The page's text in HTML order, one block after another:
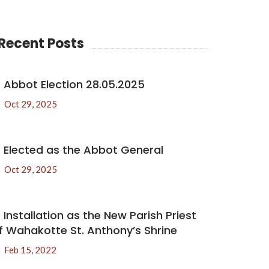
Posts
Abbot Election 28.05.2025
Oct 29, 2025
Elected as the Abbot General
Oct 29, 2025
Installation as the New Parish Priest
Wahakotte St. Anthony’s Shrine
Feb 15, 2022